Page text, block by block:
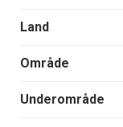
Land
Område
Underområde